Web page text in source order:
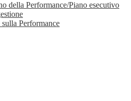
della Performance/Piano esecutivo
Performance